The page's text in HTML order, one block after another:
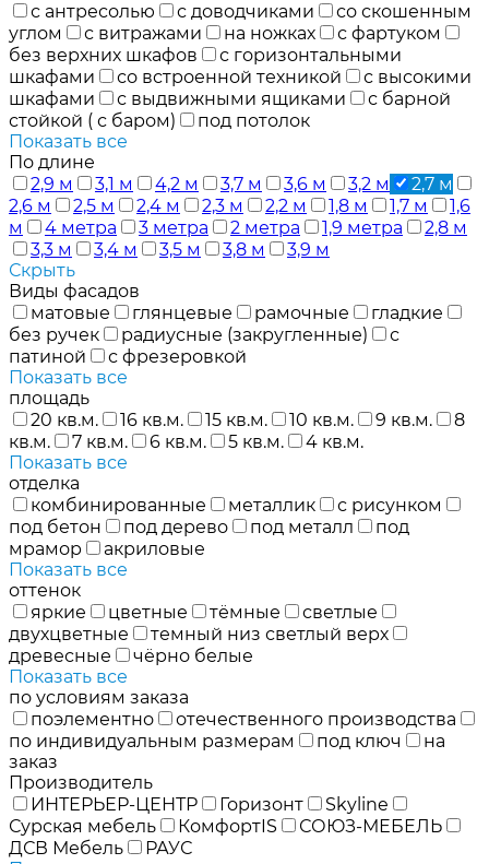
с антресолью
с доводчиками
со скошенным
углом
с витражами на ножках
с фартуком
без верхних шкафов
с горизонтальными
шкафами
со встроенной техникой
с высокими
шкафами
с выдвижными ящиками
с барной
стойкой ( с баром)
под потолок
Показать все
По длине
2,9 м
3,1 м 4,2 м 3,7 м 3,6 м 3,2 м
2,7 м
2,6 м
2,5 м 2,4 м 2,3 м 2,2 м 1,8 м 1,7 м
1,6
м
4 метра 3 метра 2 метра 1,9 метра
2,8 м
3,3 м
3,4 м 3,5 м 3,8 м
3,9 м
Скрыть
Виды фасадов
матовые
глянцевые рамочные
гладкие
без ручек
радиусные (закругленные)
с
патиной
с фрезеровкой
Показать все
площадь
20 кв.м.
16 кв.м. 15 кв.м. 10 кв.м. 9 кв.м.
8
кв.м.
7 кв.м. 6 кв.м. 5 кв.м.
4 кв.м.
Показать все
отделка
комбинированные
металлик
с рисунком
под бетон
под дерево под металл
под
мрамор
акриловые
Показать все
оттенок
яркие
цветные тёмные
светлые
двухцветные
темный низ светлый верх
древесные
чёрно белые
Показать все
по условиям заказа
поэлементно
отечественного производства
по индивидуальным размерам
под ключ
на
заказ
Производитель
ИНТЕРЬЕР-ЦЕНТР
Горизонт
Skyline
Сурская мебель
КомфортIS
СОЮЗ-МЕБЕЛЬ
ДСВ Мебель
РАУС